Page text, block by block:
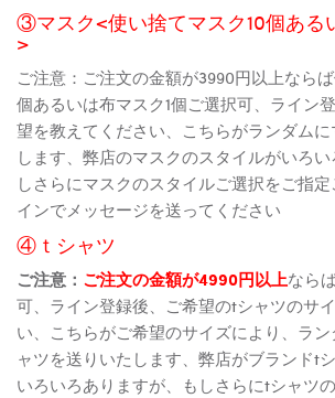
③マスク<使い捨てマスク10個ある
>
ご注意：ご注文の金額が3990円以上なら
個あるいは布マスク1個ご選択可、ライン
望を教えてください、こちらがランダム
します、弊店のマスクのスタイルがいろ
しさらにマスクのスタイルご選択をご指
インでメッセージを送ってください
④ｔシャツ
ご注意： ご注文の金額が4990円以上なら
可、ライン登録後、ご希望のtシャツのサ
い、こちらがご希望のサイズにより、ラ
ャツを送りいたします、弊店がブランドt
いろいろありますが、もしさらにtシャツ